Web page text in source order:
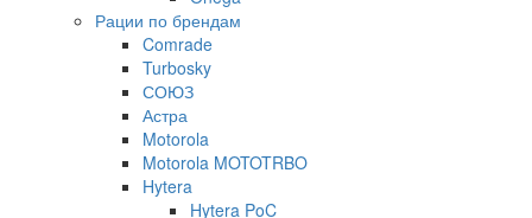
Рации по брендам
Comrade
Turbosky
СОЮЗ
Астра
Motorola
Motorola MOTOTRBO
Hytera
Hytera PoC